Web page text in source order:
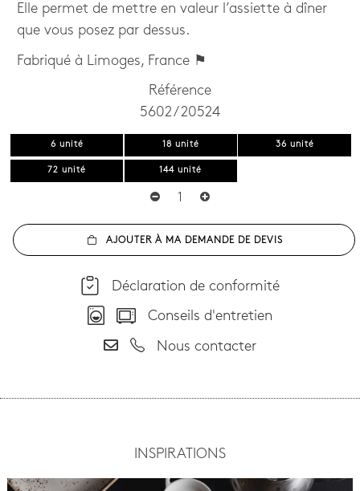
Elle permet de mettre en valeur l’assiette à dîner
que vous posez par dessus.
Fabriqué à Limoges, France ⚑
Référence
5602 / 20524
6 unité 18 unité 36 unité
72 unité 144 unité
AJOUTER À MA DEMANDE DE DEVIS
Déclaration de conformité
Conseils d'entretien
Nous contacter
INSPIRATIONS